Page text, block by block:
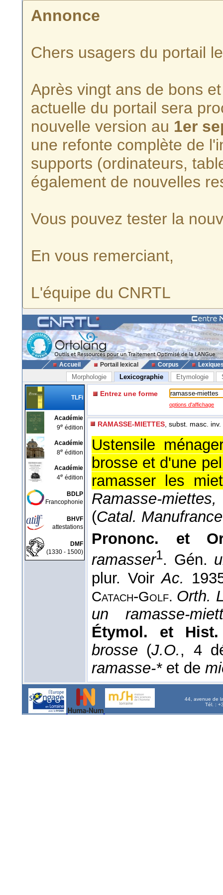
Annonce
Chers usagers du portail
Après vingt ans de bons
actuelle du portail sera
nouvelle version au 1er
une refonte complète de
supports (ordinateurs,
également de nouvelles
Vous pouvez tester la
En vous remerciant,
L'équipe du CNRTL
Accueil Portail lexical Corpus
Morphologie Lexicographie Etymologie
TLFi
Académie
9e édition
Académie
8e édition
Académie
4e édition
BDLP
Francophonie
BHVF
attestations
DMF
(1330 - 1500)
Entrez une forme
options d'affichage
RAMASSE-MIETTES , subst. masc. inv.
Ustensile
brosse et d'une
ramasser les
Ramasse-
(Catal. Manufrance
Prononc. et
ramasser1. Gén.
plur. VoirAc.
Catach-Golf. Orth.
un ramasse-
Étymol. et Hist.
brosse (J.O., 4
ramasse-*et de
44, avenue de
Tél. :